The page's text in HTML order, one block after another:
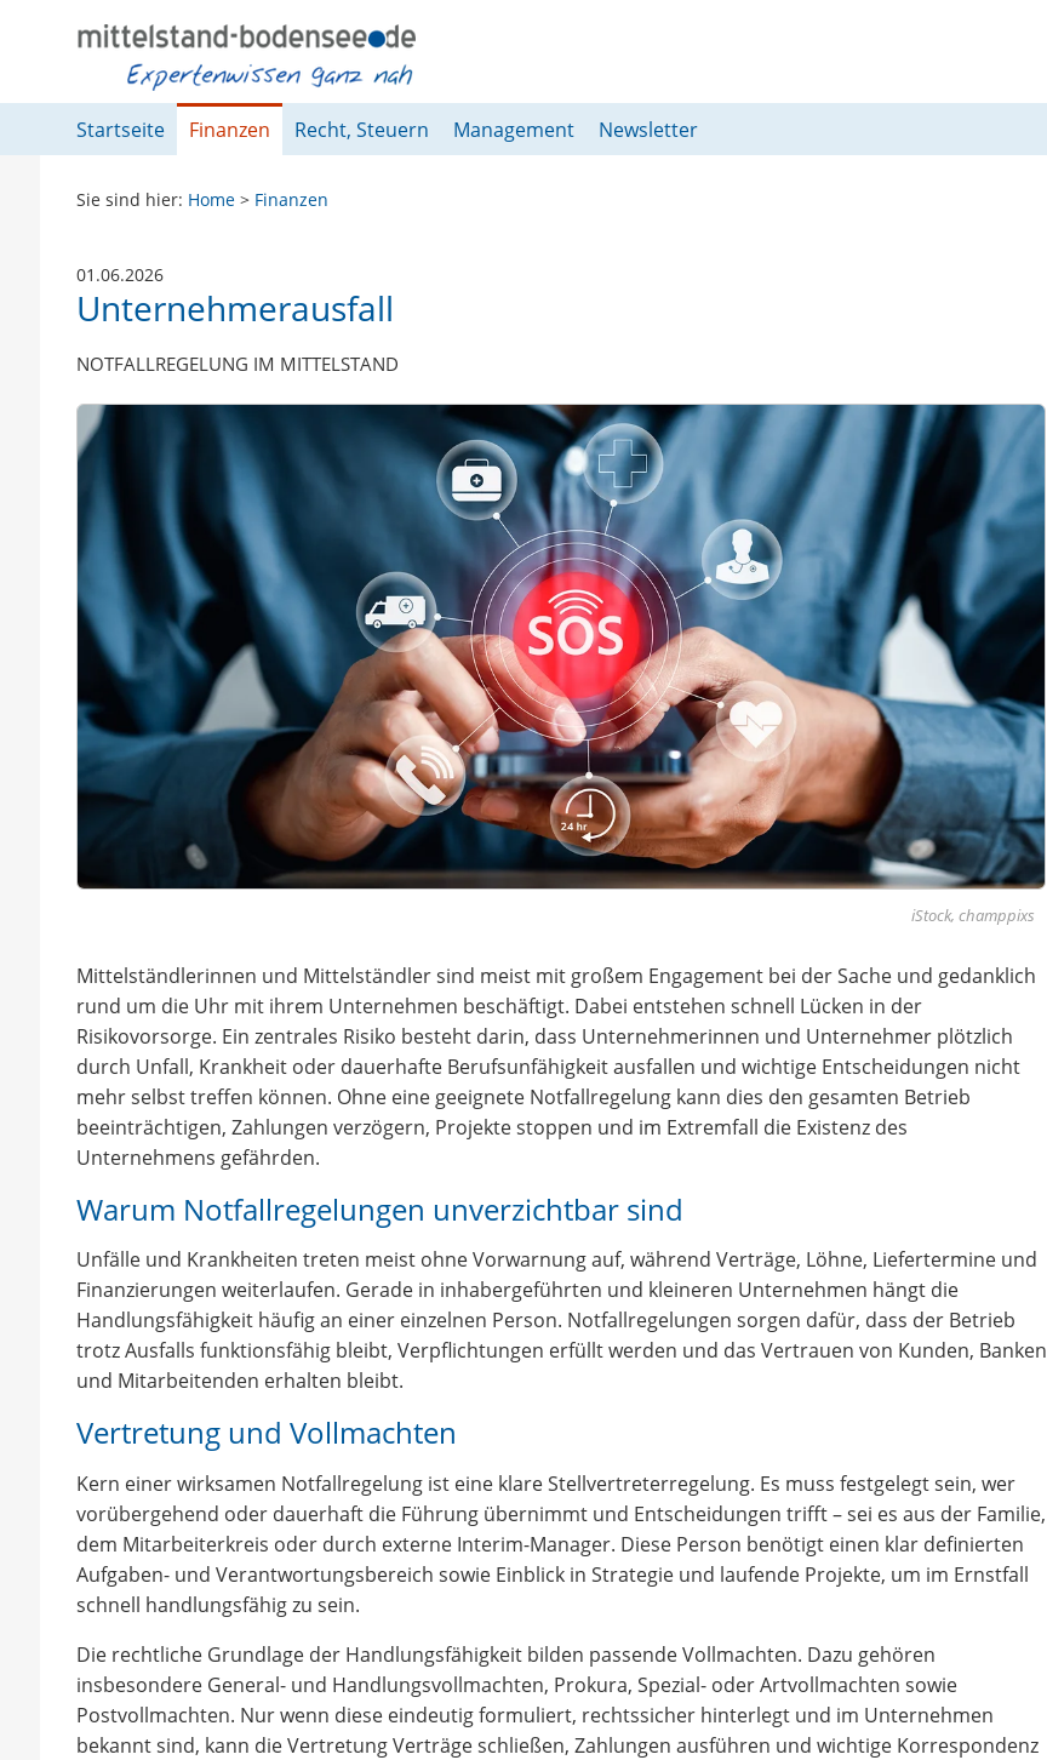
Hauptmenü
Fußzeile
Startseite Finanzen Recht, Steuern Management Newsletter
Sie sind hier: Home > Finanzen
01.06.2026
Unternehmerausfall
NOTFALLREGELUNG IM MITTELSTAND
iStock, champpixs
Mittelständlerinnen und Mittelständler sind meist mit großem Engagement bei der Sache und gedanklich
rund um die Uhr mit ihrem Unternehmen beschäftigt. Dabei entstehen schnell Lücken in der
Risikovorsorge. Ein zentrales Risiko besteht darin, dass Unternehmerinnen und Unternehmer plötzlich
durch Unfall, Krankheit oder dauerhafte Berufsunfähigkeit ausfallen und wichtige Entscheidungen nicht
mehr selbst treffen können. Ohne eine geeignete Notfallregelung kann dies den gesamten Betrieb
beeinträchtigen, Zahlungen verzögern, Projekte stoppen und im Extremfall die Existenz des
Unternehmens gefährden.
Warum Notfallregelungen unverzichtbar sind
Unfälle und Krankheiten treten meist ohne Vorwarnung auf, während Verträge, Löhne, Liefertermine und
Finanzierungen weiterlaufen. Gerade in inhabergeführten und kleineren Unternehmen hängt die
Handlungsfähigkeit häufig an einer einzelnen Person. Notfallregelungen sorgen dafür, dass der Betrieb
trotz Ausfalls funktionsfähig bleibt, Verpflichtungen erfüllt werden und das Vertrauen von Kunden, Banken
und Mitarbeitenden erhalten bleibt.
Vertretung und Vollmachten
Kern einer wirksamen Notfallregelung ist eine klare Stellvertreterregelung. Es muss festgelegt sein, wer
vorübergehend oder dauerhaft die Führung übernimmt und Entscheidungen trifft – sei es aus der Familie,
dem Mitarbeiterkreis oder durch externe Interim-Manager. Diese Person benötigt einen klar definierten
Aufgaben- und Verantwortungsbereich sowie Einblick in Strategie und laufende Projekte, um im Ernstfall
schnell handlungsfähig zu sein.
Die rechtliche Grundlage der Handlungsfähigkeit bilden passende Vollmachten. Dazu gehören
insbesondere General- und Handlungsvollmachten, Prokura, Spezial- oder Artvollmachten sowie
Postvollmachten. Nur wenn diese eindeutig formuliert, rechtssicher hinterlegt und im Unternehmen
bekannt sind, kann die Vertretung Verträge schließen, Zahlungen ausführen und wichtige Korrespondenz